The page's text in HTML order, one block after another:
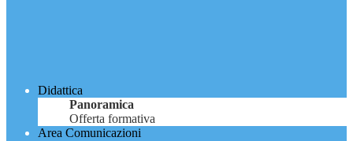
Didattica
Panoramica
Offerta formativa
Area Comunicazioni